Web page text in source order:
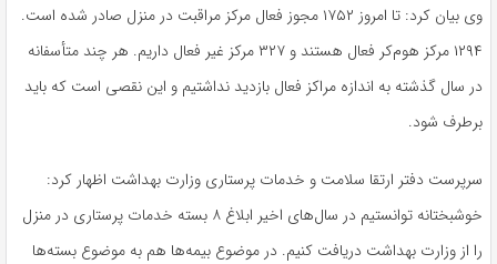
وی بیان کرد: تا امروز ۱۷۵۲ مجوز فعال مرکز مراقبت در منزل صادر شده است.
۱۲۹۴ مرکز
هوم‌کر
فعال هستند و ۳۲۷ مرکز غیر فعال داریم. هر چند متأسفانه
در سال گذشته به اندازه مراکز فعال بازدید نداشتیم و این نقصی است که باید
برطرف شود.
سرپرست دفتر ارتقا سلامت و خدمات پرستاری وزارت بهداشت اظهار کرد:
خوشبختانه توانستیم در سال‌های اخیر ابلاغ ۸ بسته خدمات پرستاری در منزل
را از وزارت بهداشت دریافت کنیم. در موضوع بیمه‌ها هم به موضوع بسته‌ها